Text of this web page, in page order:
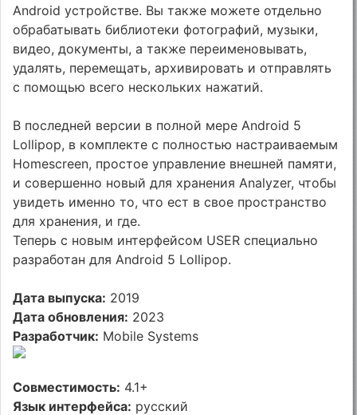
Android устройстве. Вы также можете отдельно
обрабатывать библиотеки фотографий, музыки,
видео, документы, а также переименовывать,
удалять, перемещать, архивировать и отправлять
с помощью всего нескольких нажатий.
В последней версии в полной мере Android 5
Lollipop, в комплекте с полностью настраиваемым
Homescreen, простое управление внешней памяти,
и совершенно новый для хранения Analyzer, чтобы
увидеть именно то, что ест в свое пространство
для хранения, и где.
Теперь с новым интерфейсом USER специально
разработан для Android 5 Lollipop.
Дата выпуска: 2019
Дата обновления: 2023
Разработчик: Mobile Systems
Совместимость: 4.1+
Язык интерфейса: русский